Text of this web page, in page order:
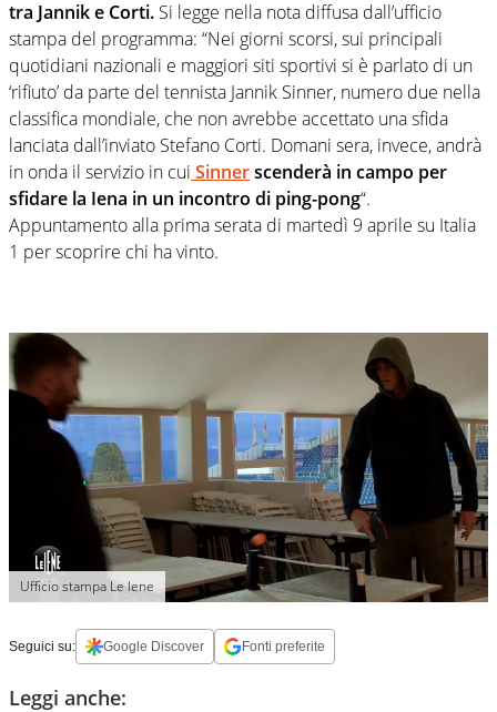
tra Jannik e Corti. Si legge nella nota diffusa dall’ufficio
stampa del programma: “Nei giorni scorsi, sui principali
quotidiani nazionali e maggiori siti sportivi si è parlato di un
‘rifiuto’ da parte del tennista Jannik Sinner, numero due nella
classifica mondiale, che non avrebbe accettato una sfida
lanciata dall’inviato Stefano Corti. Domani sera, invece, andrà
in onda il servizio in cui Sinnerscenderà in campo per
sfidare la Iena in un incontro di ping-pong“.
Appuntamento alla prima serata di martedì 9 aprile su Italia
1 per scoprire chi ha vinto.
Ufficio stampa Le Iene
Seguici su: Google Discover Fonti preferite
Leggi anche: